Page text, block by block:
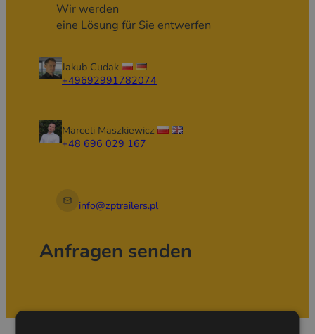
Wir werden
eine Lösung für Sie entwerfen
Jakub Cudak
+49692991782074
Marceli Maszkiewicz
+48 696 029 167
info@zptrailers.pl
Anfragen senden